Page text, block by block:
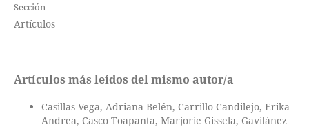
Sección
Artículos
Artículos más leídos del mismo autor/a
Casillas Vega, Adriana Belén, Carrillo Candilejo, Erika
Andrea, Casco Toapanta, Marjorie Gissela, Gavilánez